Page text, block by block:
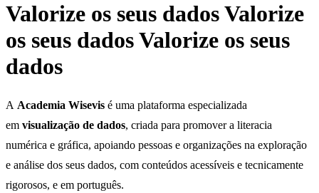
Valorize os seus dadosValorize
os seus dadosValorize os seus
dados
A Academia Wisevis é uma plataforma especializada
em visualização de dados, criada para promover a literacia
numérica e gráfica, apoiando pessoas e organizações na exploração
e análise dos seus dados, com conteúdos acessíveis e tecnicamente
rigorosos, e em português.